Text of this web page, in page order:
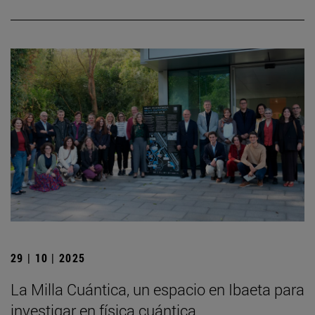
29 | 10 | 2025
La Milla Cuántica, un espacio en Ibaeta para
investigar en física cuántica